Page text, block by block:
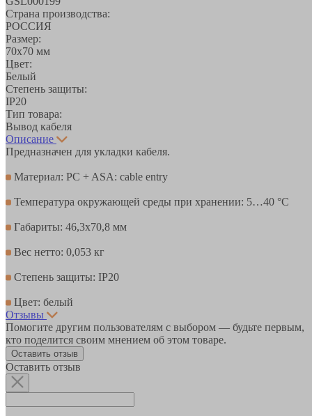
Страна производства:
РОССИЯ
Размер:
70х70 мм
Цвет:
Белый
Степень защиты:
IP20
Тип товара:
Вывод кабеля
Описание
Предназначен для укладки кабеля.
Материал: PC + ASA: cable entry
Температура окружающей среды при хранении: 5…40 °C
Габариты: 46,3х70,8 мм
Вес нетто: 0,053 кг
Степень защиты: IP20
Цвет: белый
Отзывы
Помогите другим пользователям с выбором — будьте первым,
кто поделится своим мнением об этом товаре.
Оставить отзыв
Оставить отзыв